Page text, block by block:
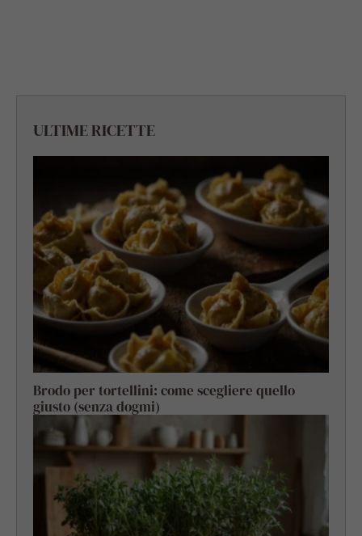
ULTIME RICETTE
Brodo per tortellini: come scegliere quello
giusto (senza dogmi)